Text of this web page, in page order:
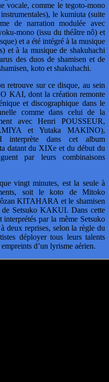
vocale, comme le tegoto-mono
le kumiuta (suite
de narration modulée avec
mono (issu du théâtre nô) et
et a été intégré à la musique
et à la musique de shakuhachi
des duos de shamisen et de
koto et shakuhachi.
retrouve sur ce disque, au sein
KAI, dont la création remonte
et discographique dans le
comme dans celui de la
avec Henri POUSSEUR,
et Yutaka MAKINO),
interprète dans cet album
datant du XIXe et du début du
par leurs combinaisons
vingt minutes, est la seule à
soit le koto de Mitoko
KITAHARA et le shamisen
Setsuko KAKUI. Dans cette
interprétés par la même Setsuko
reprises, selon la règle du
déployer tous leurs talents
d’un lyrisme aérien.